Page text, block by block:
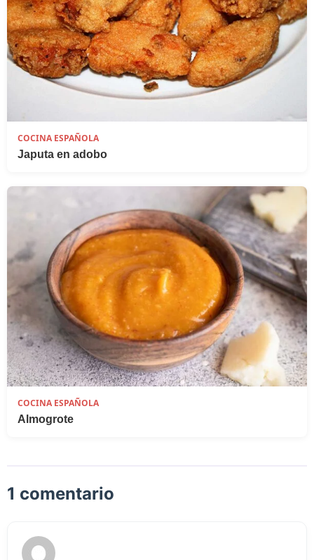
COCINA ESPAÑOLA
Japuta en adobo
COCINA ESPAÑOLA
Almogrote
1 comentario